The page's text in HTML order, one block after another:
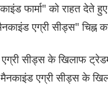
फार्मा" को राहत देते
एग्री सीड्स" चिह्न
सीड्स के खिलाफ
मैनकाइंड एग्री सीड्स के